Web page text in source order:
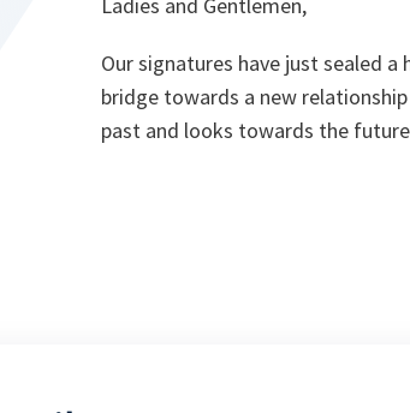
Our signatures have just sealed
bridge towards a new
past and looks towards the